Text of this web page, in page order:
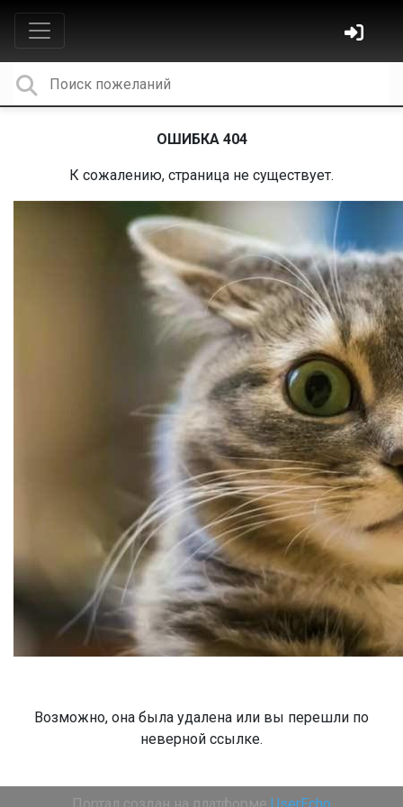
ОШИБКА 404
К сожалению, страница не существует.
Возможно, она была удалена или вы перешли по
неверной ссылке.